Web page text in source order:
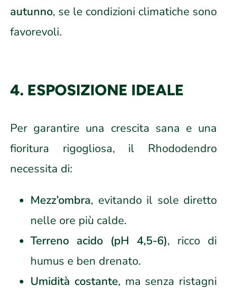
autunno, se le condizioni climatiche sono
favorevoli.
4. ESPOSIZIONE IDEALE
Per garantire una crescita sana e una
fioritura rigogliosa, il Rhododendro
necessita di:
Mezz’ombra, evitando il sole diretto
nelle ore più calde.
Terreno acido (pH 4,5-6), ricco di
humus e ben drenato.
Umidità costante, ma senza ristagni